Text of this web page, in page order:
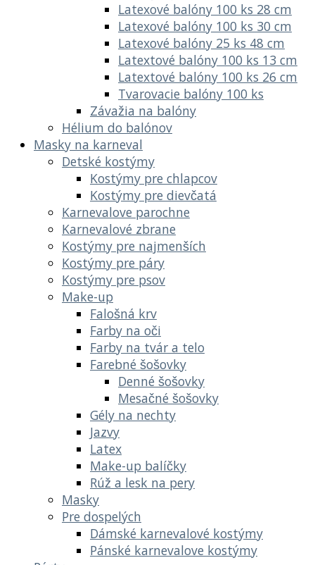
Latexové balóny 100 ks 28 cm
Latexové balóny 100 ks 30 cm
Latexové balóny 25 ks 48 cm
Latextové balóny 100 ks 13 cm
Latextové balóny 100 ks 26 cm
Tvarovacie balóny 100 ks
Závažia na balóny
Hélium do balónov
Masky na karneval
Detské kostýmy
Kostýmy pre chlapcov
Kostýmy pre dievčatá
Karnevalove parochne
Karnevalové zbrane
Kostýmy pre najmenších
Kostýmy pre páry
Kostýmy pre psov
Make-up
Falošná krv
Farby na oči
Farby na tvár a telo
Farebné šošovky
Denné šošovky
Mesačné šošovky
Gély na nechty
Jazvy
Latex
Make-up balíčky
Rúž a lesk na pery
Masky
Pre dospelých
Dámské karnevalové kostýmy
Pánské karnevalove kostýmy